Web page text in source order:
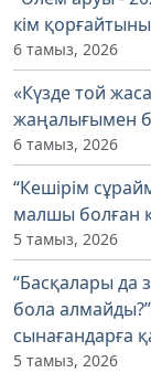
кім
6 тамыз, 2026
«Күзде той
жаңалығымен
6 тамыз, 2026
“Кешірім
малшы болған
5 тамыз, 2026
“Басқалары да
бола
сынағандарға
5 тамыз, 2026